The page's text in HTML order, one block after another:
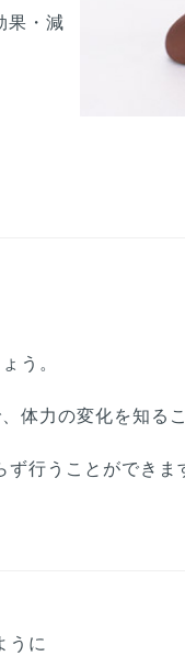
果・減
う。
体力の変化を知る
行うことができま
うに